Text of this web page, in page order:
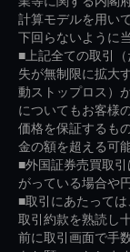
計算モデルを用い
下回らないように
■上記全ての取引
失が無制限に拡大
動ストップロス）
についてもお客様
価格を保証するも
金の額を超える可
■外国証券売買取
がっている場合や
■取引にあたって
取引約款を熟読し
前に取引画面で手